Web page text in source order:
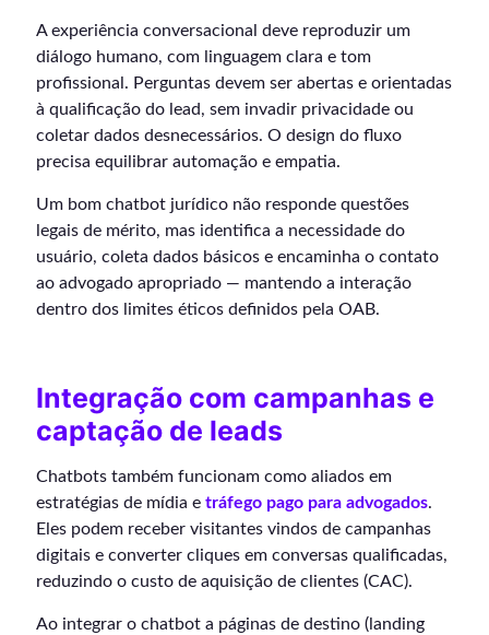
A experiência conversacional deve reproduzir um
diálogo humano, com linguagem clara e tom
profissional. Perguntas devem ser abertas e orientadas
à qualificação do lead, sem invadir privacidade ou
coletar dados desnecessários. O design do fluxo
precisa equilibrar automação e empatia.
Um bom chatbot jurídico não responde questões
legais de mérito, mas identifica a necessidade do
usuário, coleta dados básicos e encaminha o contato
ao advogado apropriado — mantendo a interação
dentro dos limites éticos definidos pela OAB.
Integração com campanhas e
captação de leads
Chatbots também funcionam como aliados em
estratégias de mídia e tráfego pago para advogados.
Eles podem receber visitantes vindos de campanhas
digitais e converter cliques em conversas qualificadas,
reduzindo o custo de aquisição de clientes (CAC).
Ao integrar o chatbot a páginas de destino (landing